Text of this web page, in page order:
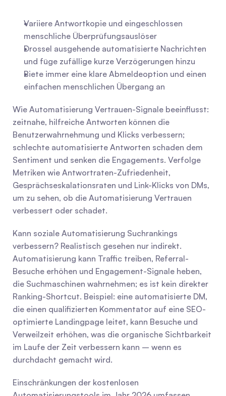
Variiere Antwortkopie und eingeschlossen
menschliche Überprüfungsauslöser
Drossel ausgehende automatisierte Nachrichten
und füge zufällige kurze Verzögerungen hinzu
Biete immer eine klare Abmeldeoption und einen
einfachen menschlichen Übergang an
Wie Automatisierung Vertrauen-Signale beeinflusst:
zeitnahe, hilfreiche Antworten können die
Benutzerwahrnehmung und Klicks verbessern;
schlechte automatisierte Antworten schaden dem
Sentiment und senken die Engagements. Verfolge
Metriken wie Antwortraten-Zufriedenheit,
Gesprächseskalationsraten und Link-Klicks von DMs,
um zu sehen, ob die Automatisierung Vertrauen
verbessert oder schadet.
Kann soziale Automatisierung Suchrankings
verbessern? Realistisch gesehen nur indirekt.
Automatisierung kann Traffic treiben, Referral-
Besuche erhöhen und Engagement-Signale heben,
die Suchmaschinen wahrnehmen; es ist kein direkter
Ranking-Shortcut. Beispiel: eine automatisierte DM,
die einen qualifizierten Kommentator auf eine SEO-
optimierte Landingpage leitet, kann Besuche und
Verweilzeit erhöhen, was die organische Sichtbarkeit
im Laufe der Zeit verbessern kann – wenn es
durchdacht gemacht wird.
Einschränkungen der kostenlosen